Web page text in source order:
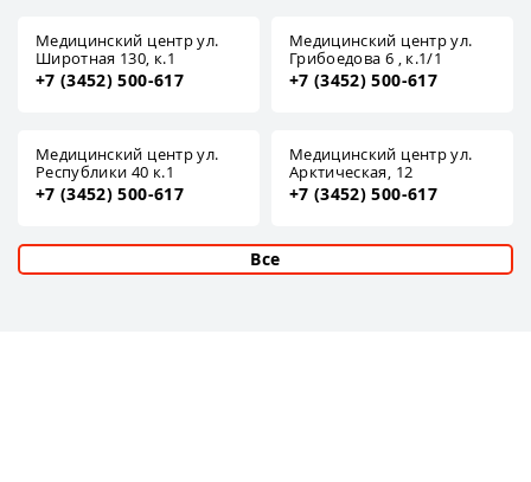
Медицинский центр ул.
Широтная 130, к.1
+7 (3452) 500-617
Медицинский центр ул.
Грибоедова 6 , к.1/1
+7 (3452) 500-617
Медицинский центр ул.
Республики 40 к.1
+7 (3452) 500-617
Медицинский центр ул.
Арктическая, 12
+7 (3452) 500-617
Все